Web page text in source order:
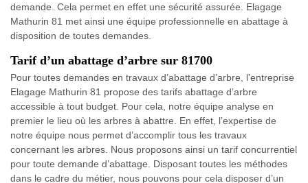
demande. Cela permet en effet une sécurité assurée. Elagage
Mathurin 81 met ainsi une équipe professionnelle en abattage à
disposition de toutes demandes.
Tarif d’un abattage d’arbre sur 81700
Pour toutes demandes en travaux d’abattage d’arbre, l’entreprise
Elagage Mathurin 81 propose des tarifs abattage d’arbre
accessible à tout budget. Pour cela, notre équipe analyse en
premier le lieu où les arbres à abattre. En effet, l’expertise de
notre équipe nous permet d’accomplir tous les travaux
concernant les arbres. Nous proposons ainsi un tarif concurrentiel
pour toute demande d’abattage. Disposant toutes les méthodes
dans le cadre du métier, nous pouvons pour cela disposer d’un